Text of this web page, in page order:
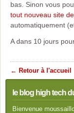
bas. Sinon vous
tout nouveau site
automatiquement
A dans 10 jours
← Retour à l'accueil
le blog high tech
Bienvenue